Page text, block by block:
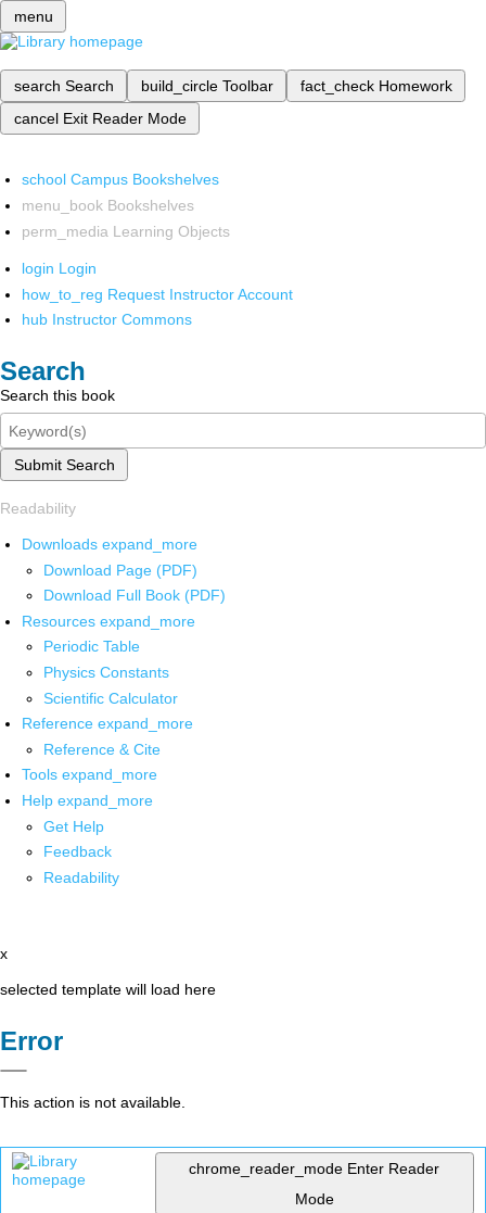
menu
search Search build_circle Toolbar fact_check Homework
cancel Exit Reader Mode
school Campus Bookshelves
menu_book Bookshelves
perm_media Learning Objects
login Login
how_to_reg Request Instructor Account
hub Instructor Commons
Search
Search this book
Submit Search
Readability
Downloads expand_more
Download Page (PDF)
Download Full Book (PDF)
Resources expand_more
Periodic Table
Physics Constants
Scientific Calculator
Reference expand_more
Reference & Cite
Tools expand_more
Help expand_more
Get Help
Feedback
Readability
x
selected template will load here
Error
This action is not available.
chrome_reader_mode Enter Reader
Mode